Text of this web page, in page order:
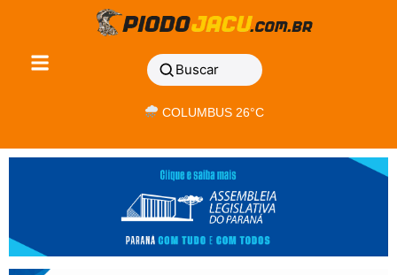
Buscar
COLUMBUS 26°C